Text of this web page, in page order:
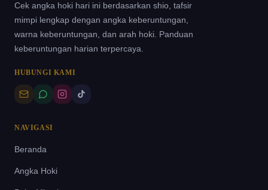
Cek angka hoki hari ini berdasarkan shio, tafsir
mimpi lengkap dengan angka keberuntungan,
warna keberuntungan, dan arah hoki. Panduan
keberuntungan harian terpercaya.
HUBUNGI KAMI
NAVIGASI
Beranda
Angka Hoki